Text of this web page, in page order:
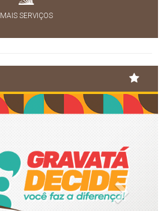
MAIS SERVIÇOS